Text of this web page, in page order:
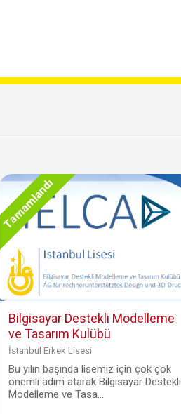
Tamamlandı
Bilgisayar Destekli Modelleme
ve Tasarım Kulübü
İstanbul Erkek Lisesi
Bu yılın başında lisemiz için çok çok
önemli adım atarak Bilgisayar Destekli
Modelleme ve Tasa...